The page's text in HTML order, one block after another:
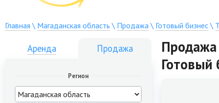
Главная \ Магаданская область \ Продажа\ Готовый бизнес\
Аренда Продажа
Регион
Продажа
Готовый